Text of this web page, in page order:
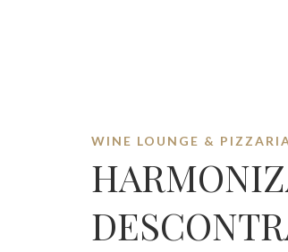
WINE LOUNGE &